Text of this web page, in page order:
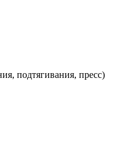
подтягивания, пресс)